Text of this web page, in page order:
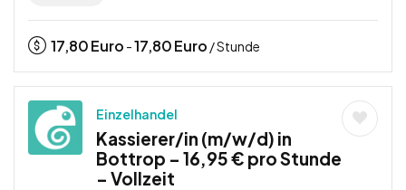
17,80Euro -17,80Euro / Stunde
Einzelhandel
Kassierer/in (m/w/d) in
Bottrop – 16,95 € pro Stunde
– Vollzeit